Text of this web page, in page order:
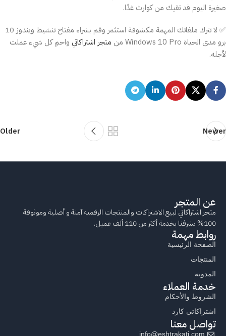
صغيرة اليوم قد تقيك من كوارث غدًا.
✅ لا تترك ملفاتك المهمة مكشوفة استثمر وقم بشراء مفتاح تنشيط ويندوز 10
برو مدى الحياة Windows 10 Pro من
متجر اشتراكاتي واحمِ كل شيء عملت
لأجله.
Newer
Older
عن المتجر
متجر اشتراكاتي لبيع الاشتراكات والمنتجات الرقمية آمنة و أصلية وموثوقة
100% تشرفنا بخدمة أكثر من 110 ألف عميل.
روابط مهمة
الصفحة الرئيسية
المنتجات
المدونة
خدمة العملاء
الشروط والأحكام
اشتراكاتي كارد
تواصل معنا
info@eshtrakati.com